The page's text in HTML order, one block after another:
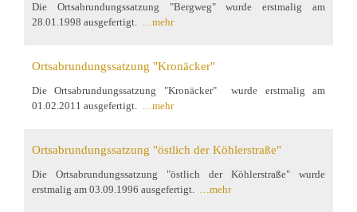
Die Ortsabrundungssatzung "Bergweg" wurde erstmalig am
28.01.1998 ausgefertigt.
…mehr
Ortsabrundungssatzung "Kronäcker"
Die Ortsabrundungssatzung "Kronäcker" wurde erstmalig am
01.02.2011 ausgefertigt. …mehr
Ortsabrundungssatzung "östlich der Köhlerstraße"
Die Ortsabrundungssatzung "östlich der Köhlerstraße" wurde
erstmalig am 03.09.1996 ausgefertigt. …mehr